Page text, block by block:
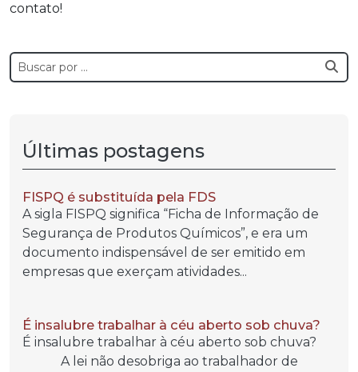
contato!
Últimas postagens
FISPQ é substituída pela FDS
A sigla FISPQ significa “Ficha de Informação de
Segurança de Produtos Químicos”, e era um
documento indispensável de ser emitido em
empresas que exerçam atividades...
É insalubre trabalhar à céu aberto sob chuva?
É insalubre trabalhar à céu aberto sob chuva?
A lei não desobriga ao trabalhador de